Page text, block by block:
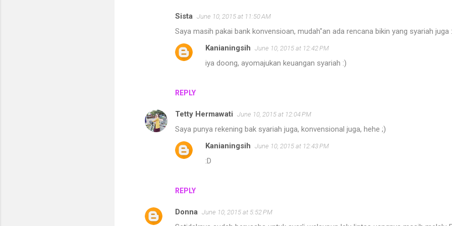
Sista June 10, 2015 at 11:50 AM
Saya masih pakai bank konvensioan, mudah"an ada rencana bikin yang syariah juga
REPLY
Kanianingsih June 10, 2015 at 12:42 PM
iya doong, ayomajukan keuangan syariah :)
Tetty Hermawati June 10, 2015 at 12:04 PM
Saya punya rekening bak syariah juga, konvensional juga, hehe ;)
REPLY
Kanianingsih June 10, 2015 at 12:43 PM
:D
Donna June 10, 2015 at 5:52 PM